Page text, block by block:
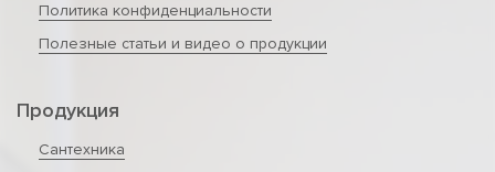
Политика конфиденциальности
Полезные статьи и видео о продукции
Продукция
Сантехника